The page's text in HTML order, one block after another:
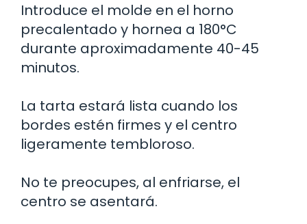
Introduce el molde en el horno
precalentado y hornea a 180°C
durante aproximadamente 40-45
minutos.
La tarta estará lista cuando los
bordes estén firmes y el centro
ligeramente tembloroso.
No te preocupes, al enfriarse, el
centro se asentará.